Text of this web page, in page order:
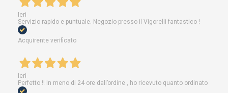
Ieri
Servizio rapido e puntuale. Negozio presso il Vigorelli fantastico !
Acquirente verificato
Ieri
Perfetto !! In meno di 24 ore dall’ordine , ho ricevuto quanto ordinato